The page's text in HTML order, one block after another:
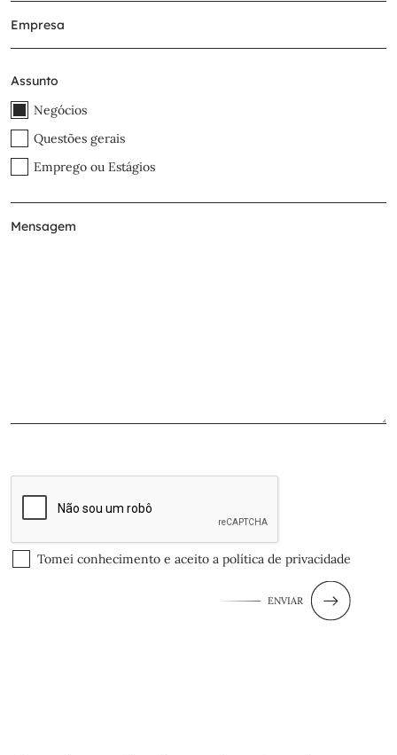
Assunto
Negócios
Questões gerais
Emprego ou Estágios
Tomei conhecimento e aceito a política de privacidade
ENVIAR